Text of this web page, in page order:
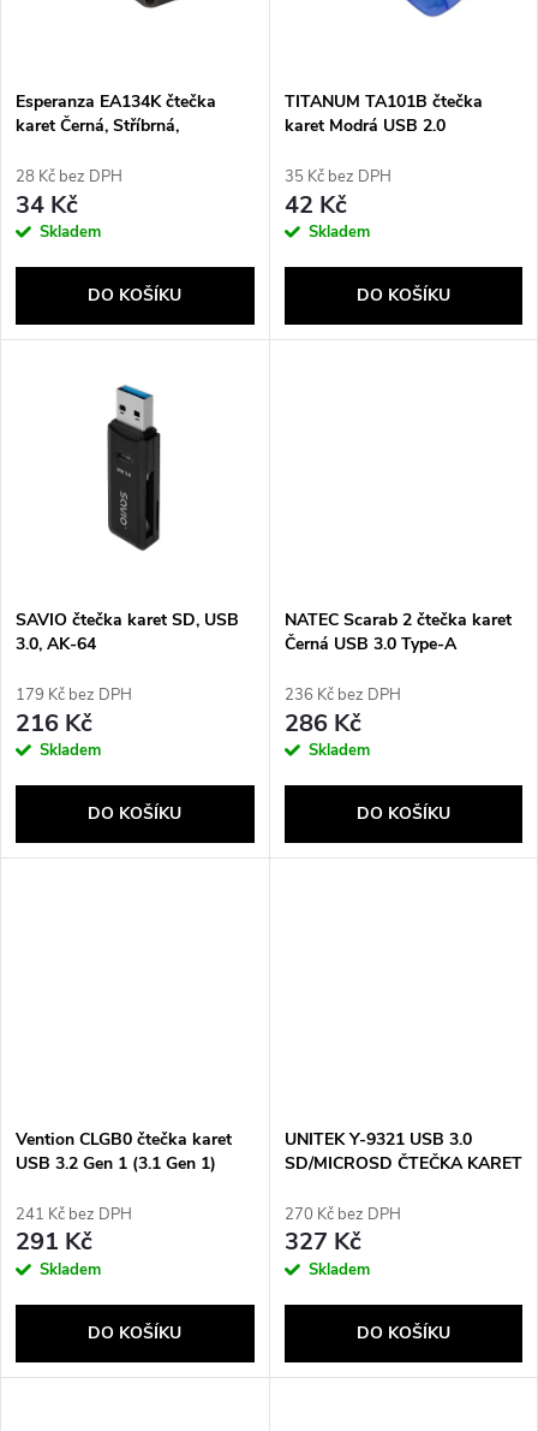
p
r
o
u
s
p
r
o
d
Esperanza EA134K čtečka
karet Černá, Stříbrná,
28 Kč bez DPH
34 Kč
Skladem
DO KOŠÍKU
TITANUM TA101B čtečka
karet Modrá USB 2.0
35 Kč bez DPH
42 Kč
Skladem
DO KOŠÍKU
SAVIO čtečka karet SD, USB
3.0, AK-64
179 Kč bez DPH
216 Kč
Skladem
DO KOŠÍKU
NATEC Scarab 2 čtečka karet
Černá USB 3.0 Type-A
236 Kč bez DPH
286 Kč
Skladem
DO KOŠÍKU
Vention CLGB0 čtečka karet
USB 3.2 Gen 1 (3.1 Gen 1)
241 Kč bez DPH
291 Kč
Skladem
DO KOŠÍKU
UNITEK Y-9321 USB 3.0
SD/MICROSD ČTEČKA KARET
270 Kč bez DPH
327 Kč
Skladem
DO KOŠÍKU